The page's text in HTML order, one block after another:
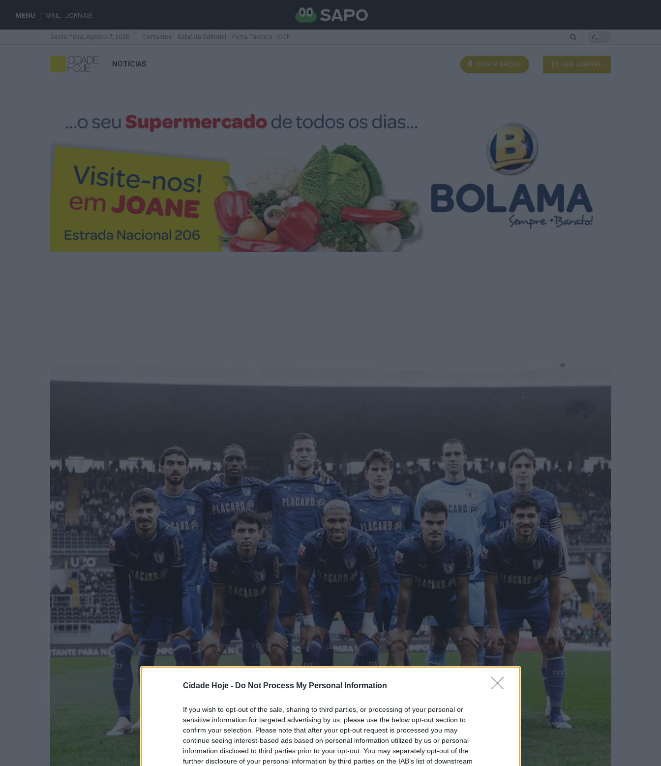
Cidade Hoje - Do Not Process My Personal Information
If you wish to opt-out of the sale, sharing to third parties, or processing of your personal or
sensitive information for targeted advertising by us, please use the below opt-out section to
confirm your selection. Please note that after your opt-out request is processed you may
continue seeing interest-based ads based on personal information utilized by us or personal
information disclosed to third parties prior to your opt-out. You may separately opt-out of the
further disclosure of your personal information by third parties on the IAB’s list of downstream
MENU MAIL JORNAIS
Sexta-feira, Agosto 7, 2026 Contactos Estatuto Editorial Ficha Técnica CCF
NOTÍCIAS OUVIR RÁDIO LER JORNAL